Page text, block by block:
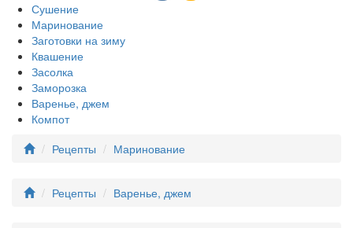
Сушение
Маринование
Заготовки на зиму
Квашение
Засолка
Заморозка
Варенье, джем
Компот
Рецепты
Маринование
Рецепты Варенье, джем